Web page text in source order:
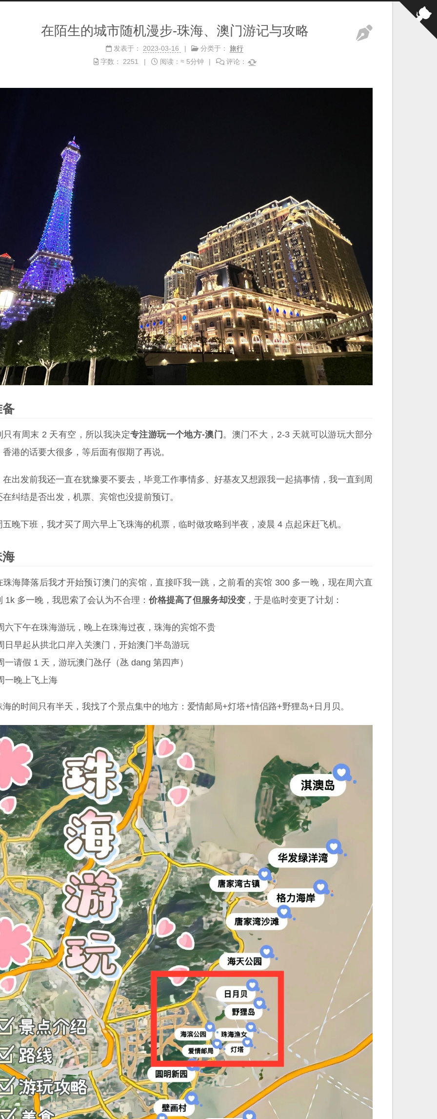
在陌生的城市随机漫步-珠海、澳门游记与攻略
发表于： 2023-03-16 分类于：旅行
字数：
2251 阅读：≈ 5分钟 评论：
只有周末 2 天有空，所以我决定专注游玩一个地方-澳门 。澳门不大，2-3 天就可以游玩大部分
香港的话要大很多，等后面有假期了再说。
在出发前我还一直在犹豫要不要去，毕竟工作事情多、好基友又想跟我一起搞事情，我一直到周
在纠结是否出发，机票、宾馆也没提前预订。
五晚下班，我才买了周六早上飞珠海的机票，临时做攻略到半夜，凌晨 4 点起床赶飞机。
珠海降落后我才开始预订澳门的宾馆，直接吓我一跳，之前看的宾馆 300 多一晚，现在周六直
1k 多一晚，我思索了会认为不合理： 价格提高了但服务却没变 ，于是临时变更了计划：
六下午在珠海游玩，晚上在珠海过夜，珠海的宾馆不贵
日早起从拱北口岸入关澳门，开始澳门半岛游玩
一请假 1 天，游玩澳门氹仔（氹 dang 第四声）
一晚上飞上海
海的时间只有半天，我找了个景点集中的地方：爱情邮局+灯塔+情侣路+野狸岛+日月贝。